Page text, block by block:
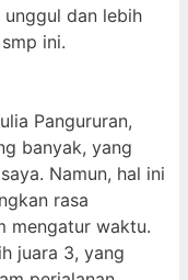
unggul dan lebih
ini.
Pangururan,
banyak, yang
Namun, hal ini
rasa
mengatur waktu.
juara 3, yang